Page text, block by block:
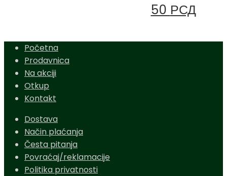
50 РСД
Početna
Prodavnica
Na akciji
Otkup
Kontakt
Dostava
Način plaćanja
Česta pitanja
Povraćaj/reklamacije
Politika privatnosti